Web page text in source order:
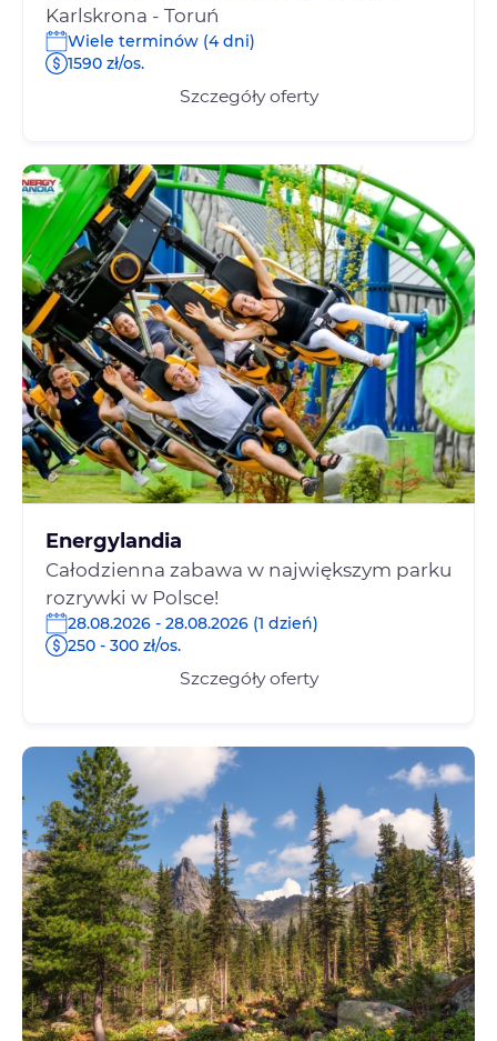
Karlskrona - Toruń
Wiele terminów (4 dni)
1590 zł/os.
Szczegóły oferty
Energylandia
Całodzienna zabawa w największym parku
rozrywki w Polsce!
28.08.2026 - 28.08.2026 (1 dzień)
250 - 300 zł/os.
Szczegóły oferty